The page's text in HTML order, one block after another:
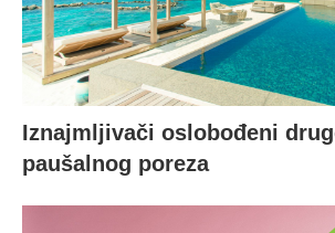
Iznajmljivači oslobođeni
paušalnog poreza